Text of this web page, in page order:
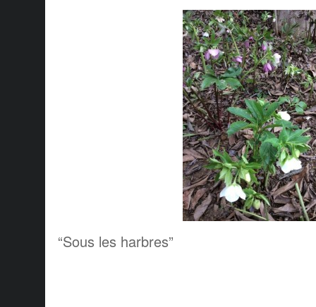
“Sous les harbres”